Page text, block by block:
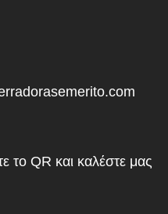
το QR και καλέστε μας